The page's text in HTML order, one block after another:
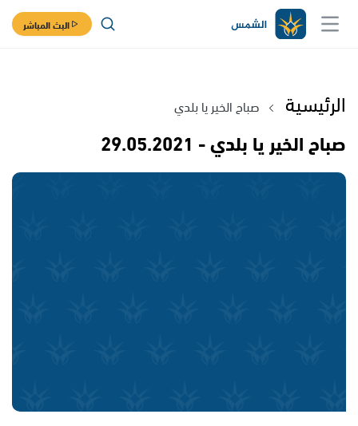
البث المباشر
الرئيسية صباح الخير يا بلدي
صباح الخير يا بلدي - 29.05.2021